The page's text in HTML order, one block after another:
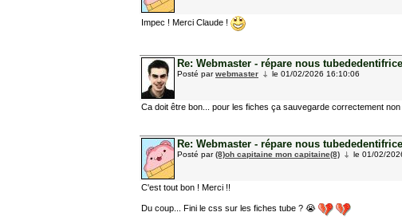
Impec ! Merci Claude !
Re: Webmaster - répare nous
Posté parwebmaster le 01/02/2026 16:10:06
Ca doit être bon... pour les fiches ça sauvegarde correctement
Re: Webmaster - répare nous
Posté par(8)oh capitaine mon capitaine(8) le 01/02/
C'est tout bon ! Merci !!
Du coup... Fini le css sur les fiches tube ? 😭